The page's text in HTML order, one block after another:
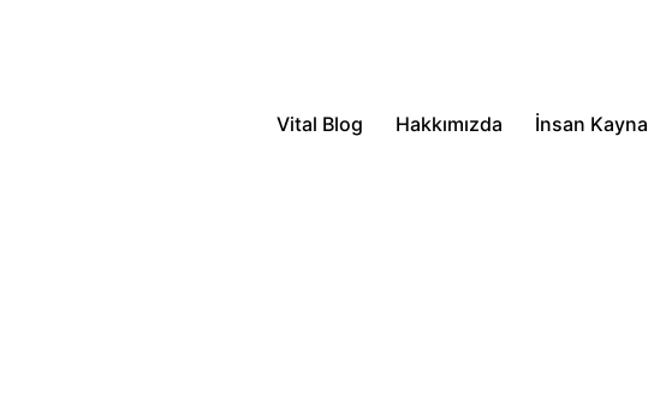
Vital Blog
Hakkımızda İnsan